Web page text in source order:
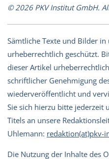
© 2026 PKV Institut GmbH.
Sämtliche Texte und Bilder
urheberrechtlich geschützt.
dieser Artikel
schriftlicher Genehmigung
wiederveröffentlicht und
Sie sich hierzu bitte jederzeit
Titels an unsere
Uhlemann: redaktion(at)pkv-
Die Nutzung der Inhalte des